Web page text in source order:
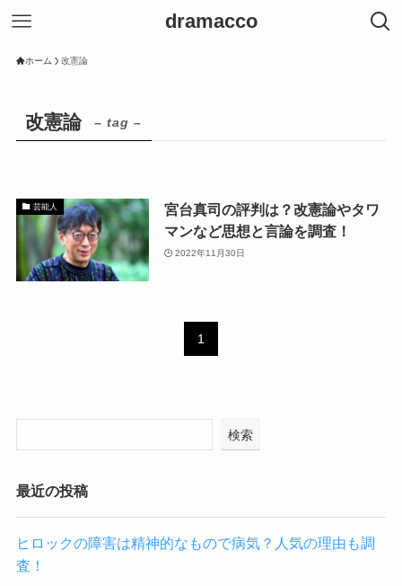
dramacco
ホーム 改憲論
改憲論 – tag –
芸能人
宮台真司の評判は？改憲論やタワ
マンなど思想と言論を調査！
2022年11月30日
1
検索
最近の投稿
ヒロックの障害は精神的なもので病気？人気の理由も調
査！